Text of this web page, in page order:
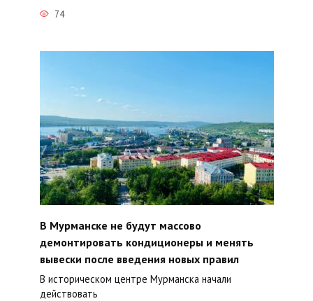
74
В Мурманске не будут массово
демонтировать кондиционеры и менять
вывески после введения новых правил
В историческом центре Мурманска начали
действовать